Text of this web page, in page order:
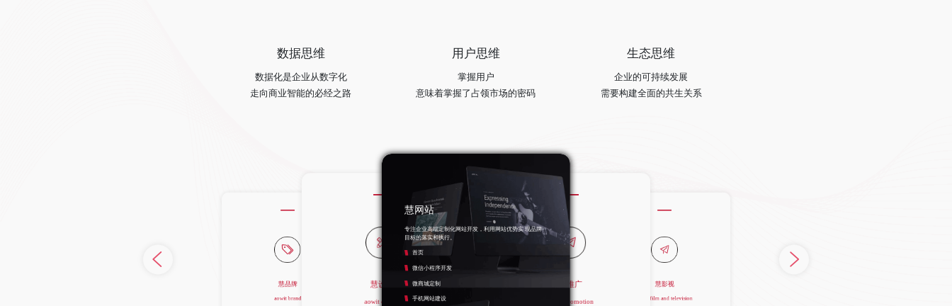
数据思维
数据化是企业从数字化
走向商业智能的必经之路
用户思维
掌握用户
意味着掌握了占领市场的密码
生态思维
企业的可持续发展
需要构建全面的共生关系
慧品牌
aowit brand
从源头创建品牌优势，从营销工具快速打造业绩倍增！
慧设计
aowit design
慧设计
专注企业高端定制化网站开发，利用网站优势实 现品牌
目标的落实和执行。
LOGO标志设计
VIS系统设计
产品包装设计
画册折页设计
慧网站
专注企业高端定制化网站开发，利用网站优势实 现品牌
目标的落实和执行。
首页
微信小程序开发
微商城定制
手机网站建设
慧推广
aowit promotion
专注企业高端定制化网站开发，利用网站优势实 现品牌
慧影视
aowit film and television
专注企业高端定制化网站开发，利用网站优势实 现品牌